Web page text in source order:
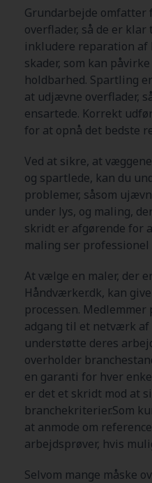
Grundarbejde omfatter
overflader, så de er
inkludere reparation af
skader, som kan
holdbarhed. Spartling
at udjævne overflader,
ensartede. Korrekt
for at opnå det bedste
Ved at sikre, at
og spartlede, kan du
problemer, såsom
under lys, og maling,
skridt er afgørende for
maling ser
At vælge en maler, der
Håndværker.dk, kan
processen.
adgang til et netværk af
understøtte deres
overholder
en garanti for hver
er det et skridt mod at
branchekriterier.Som
at anmode om
arbejdsprøver, hvis
Selvom mange måske